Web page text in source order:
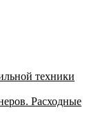
техники
Расходные